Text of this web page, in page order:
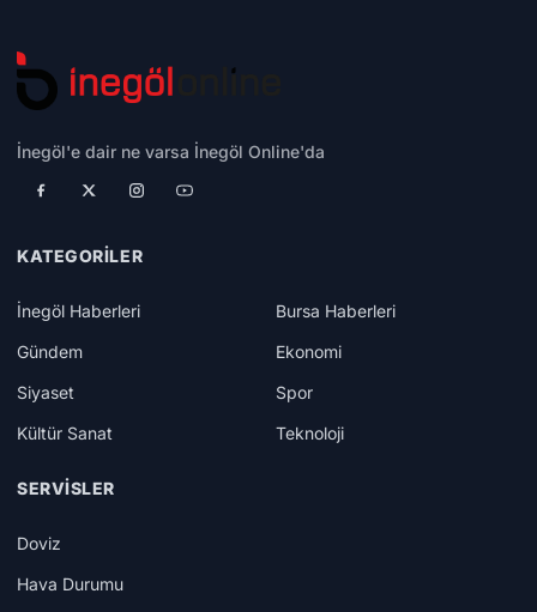
İnegöl'e dair ne varsa İnegöl Online'da
KATEGORILER
İnegöl Haberleri
Bursa Haberleri
Gündem
Ekonomi
Siyaset
Spor
Kültür Sanat
Teknoloji
SERVISLER
Doviz
Hava Durumu